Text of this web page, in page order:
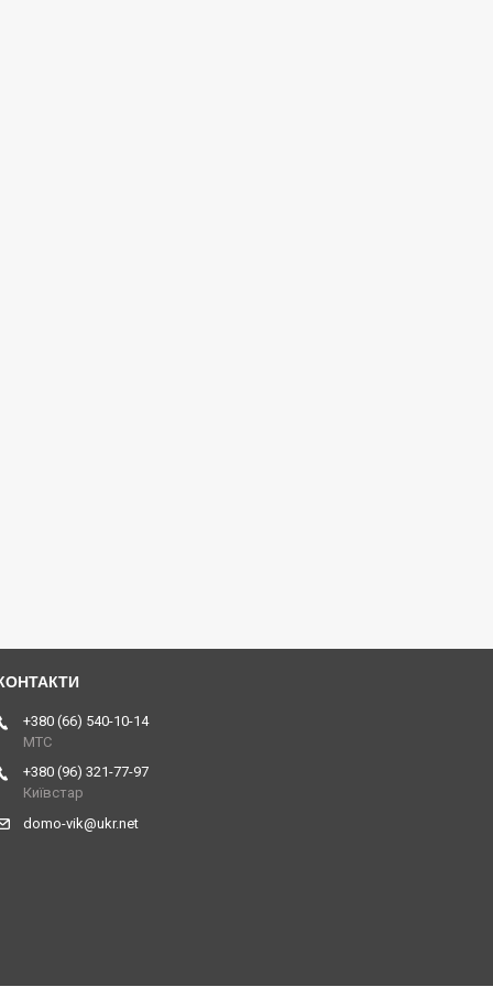
+380 (66) 540-10-14
МТС
+380 (96) 321-77-97
Київстар
domo-vik@ukr.net